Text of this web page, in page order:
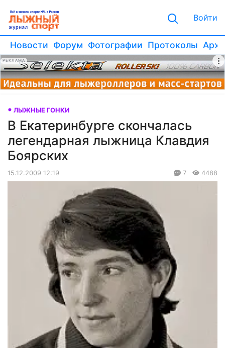
Войти
Новости Форум Фотографии Протоколы
РЕКЛАМА
ЛЫЖНЫЕ ГОНКИ
В Екатеринбурге скончалась
легендарная лыжница Клавдия
Боярских
15.12.2009 12:19 7 4488